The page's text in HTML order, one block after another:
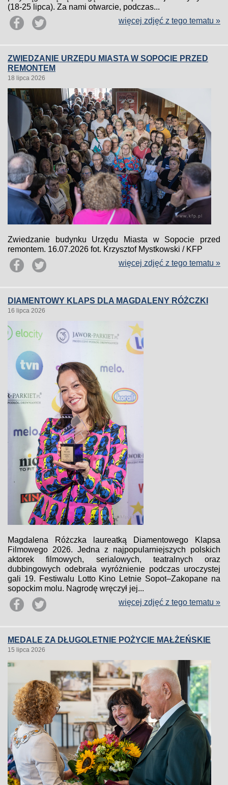
(18-25 lipca). Za nami otwarcie, podczas...
więcej zdjęć z tego tematu »
ZWIEDZANIE URZĘDU MIASTA W SOPOCIE PRZED
REMONTEM
18 lipca 2026
Zwiedzanie budynku Urzędu Miasta w Sopocie przed
remontem. 16.07.2026 fot. Krzysztof Mystkowski / KFP
więcej zdjęć z tego tematu »
DIAMENTOWY KLAPS DLA MAGDALENY RÓŻCZKI
16 lipca 2026
Magdalena Różczka laureatką Diamentowego Klapsa
Filmowego 2026. Jedna z najpopularniejszych polskich
aktorek filmowych, serialowych, teatralnych oraz
dubbingowych odebrała wyróżnienie podczas uroczystej
gali 19. Festiwalu Lotto Kino Letnie Sopot–Zakopane na
sopockim molu. Nagrodę wręczył jej...
więcej zdjęć z tego tematu »
MEDALE ZA DŁUGOLETNIE POŻYCIE MAŁŻEŃSKIE
15 lipca 2026